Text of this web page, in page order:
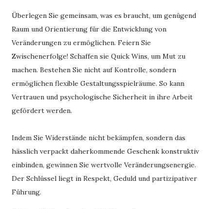
Überlegen Sie gemeinsam, was es braucht, um genügend
Raum und Orientierung für die Entwicklung von
Veränderungen zu ermöglichen. Feiern Sie
Zwischenerfolge! Schaffen sie Quick Wins, um Mut zu
machen. Bestehen Sie nicht auf Kontrolle, sondern
ermöglichen flexible Gestaltungsspielräume. So kann
Vertrauen und psychologische Sicherheit in ihre Arbeit
gefördert werden.
Indem Sie Widerstände nicht bekämpfen, sondern das
hässlich verpackt daherkommende Geschenk konstruktiv
einbinden, gewinnen Sie wertvolle Veränderungsenergie.
Der Schlüssel liegt in Respekt, Geduld und partizipativer
Führung.